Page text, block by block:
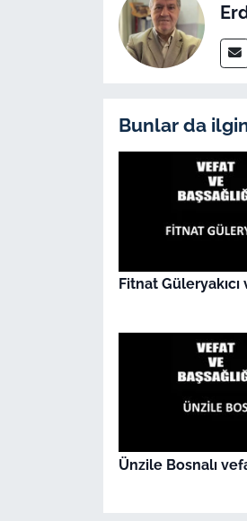
Bunlar da
Fitnat
Ünzile Bosnalı
English News